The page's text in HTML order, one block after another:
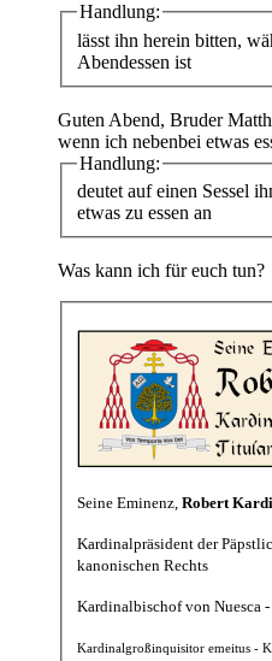
Handlung:
lässt ihn herein bitten,
Abendessen ist
Guten Abend, Bruder
wenn ich nebenbei etwas
Handlung:
deutet auf einen Sessel
etwas zu essen an
Was kann ich für euch tun?
Seine Eminenz, Robert
Kardinalpräsident der
kanonischen Rechts
Kardinalbischof von Nuesca
Kardinalgroßinquisitor emeitus -